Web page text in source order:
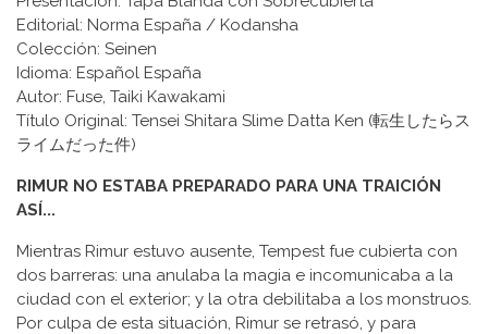
Editorial: Norma España / Kodansha
Colección: Seinen
Idioma: Español España
Autor: Fuse, Taiki Kawakami
Título Original: Tensei Shitara Slime Datta Ken (転生したらス
ライムだった件)
RIMUR NO ESTABA PREPARADO PARA UNA TRAICIÓN
ASÍ...
Mientras Rimur estuvo ausente, Tempest fue cubierta con
dos barreras: una anulaba la magia e incomunicaba a la
ciudad con el exterior; y la otra debilitaba a los monstruos.
Por culpa de esta situación, Rimur se retrasó, y para